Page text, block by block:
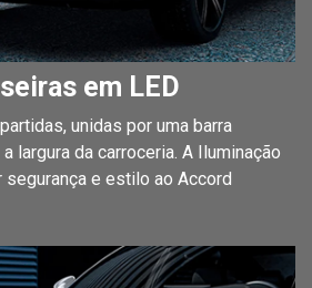
em LED
unidas por uma barra
largura da carroceria. A Iluminação
segurança e estilo ao Accord